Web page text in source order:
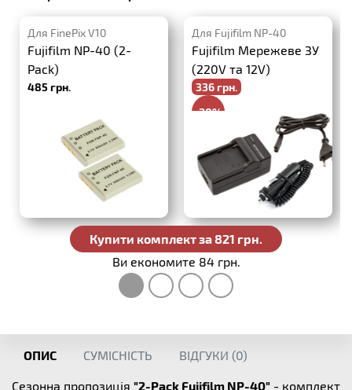
Для FinePix V10
Fujifilm NP-40 (2-
Pack)
485 грн.
Для Fujifilm NP-40
Fujifilm Мережеве ЗУ
(220V та 12V)
336 грн.
-20%
420 грн.
Купити комплект за 821 грн.
Ви економите 84 грн.
ОПИС СУМІСНІСТЬ ВІДГУКИ (0)
Сезонна пропозиція "2-Pack Fujifilm NP-40" - комплект